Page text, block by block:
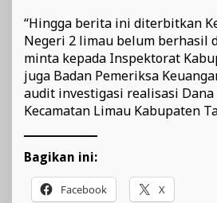
“Hingga berita ini diterbitkan
Negeri 2 limau belum berhasil
minta kepada Inspektorat
juga Badan Pemeriksa
audit investigasi realisasi Dana
Kecamatan Limau Kabupaten
Bagikan ini:
Facebook X